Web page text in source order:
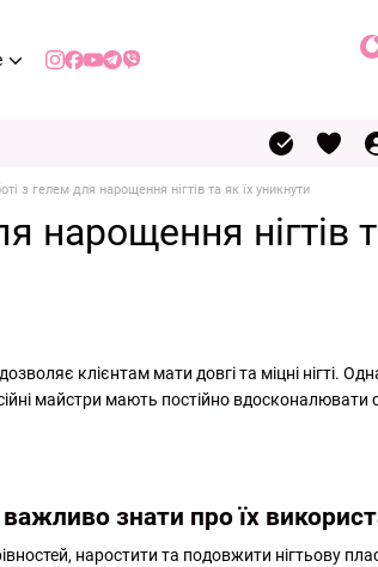
з гелем для нарощення нігтів та як їх уникнути
нарощення нігтів
клієнтам мати довгі та міцні нігті.
майстри мають постійно вдосконалювати
знати про їх
наростити та подовжити нігтьову